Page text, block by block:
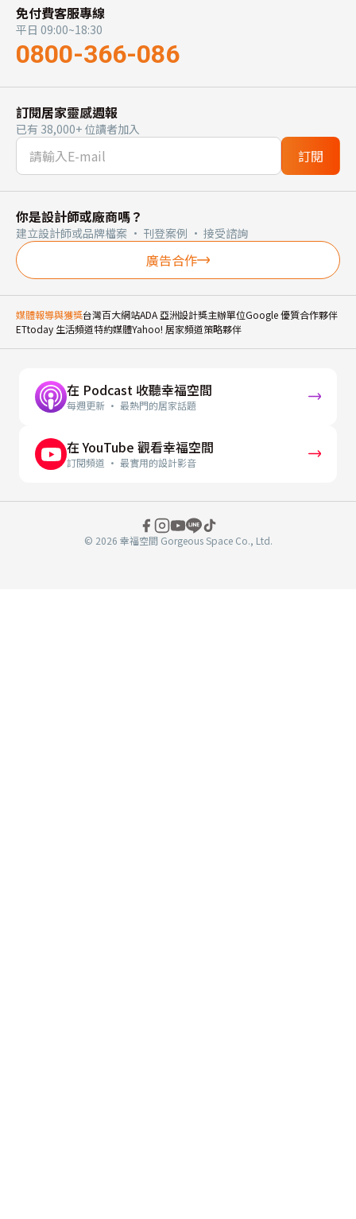
免付費客服專線
平日 09:00~18:30
0800-366-086
訂閱居家靈感週報
已有 38,000+ 位讀者加入
訂閱
你是設計師或廠商嗎？
建立設計師或品牌檔案 · 刊登案例 · 接受諮詢
廣告合作
媒體報導與獲獎台灣百大網站ADA 亞洲設計獎主辦單位Google 優質合作夥伴
ETtoday 生活頻道特約媒體Yahoo! 居家頻道策略夥伴
在 Podcast 收聽幸福空間
每週更新 · 最熱門的居家話題
在 YouTube 觀看幸福空間
訂閱頻道 · 最實用的設計影音
© 2026 幸福空間 Gorgeous Space Co., Ltd.